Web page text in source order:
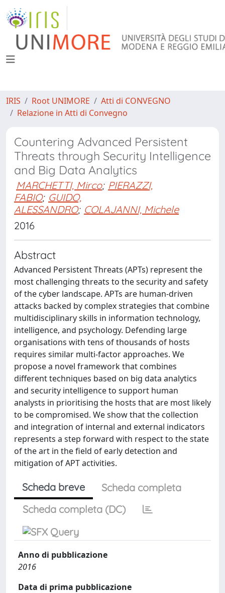
IRIS Root UNIMORE
Atti di CONVEGNO
Relazione in Atti di Convegno
Countering Advanced Persistent
Threats through Security Intelligence
and Big Data Analytics
MARCHETTI, Mirco; PIERAZZI,
FABIO; GUIDO,
ALESSANDRO; COLAJANNI, Michele
2016
Abstract
Advanced Persistent Threats (APTs) represent the
most challenging threats to the security and safety
of the cyber landscape. APTs are human-driven
attacks backed by complex strategies that combine
multidisciplinary skills in information technology,
intelligence, and psychology. Defending large
organisations with tens of thousands of hosts
requires similar multi-factor approaches. We
propose a novel framework that combines
different techniques based on big data analytics
and security intelligence to support human
analysts in prioritising the hosts that are most likely
to be compromised. We show that the collection
and integration of internal and external indicators
represents a step forward with respect to the state
of the art in the field of early detection and
mitigation of APT activities.
Scheda breve
Scheda completa
Scheda completa (DC)
Anno di pubblicazione
2016
Data di prima pubblicazione